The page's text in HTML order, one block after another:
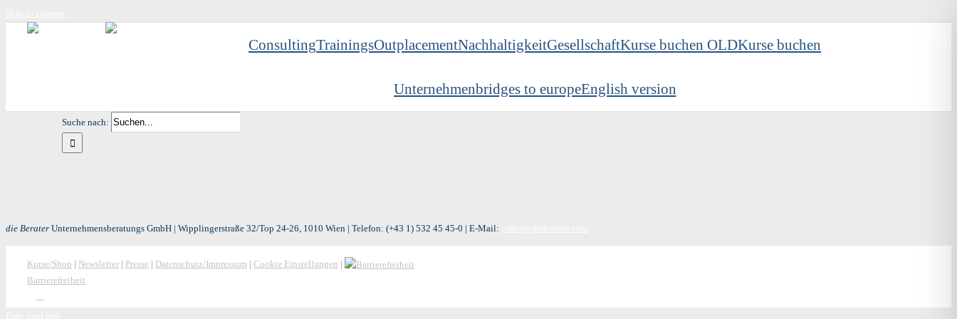
ConsultingTrainingsOutplacementNachhaltigkeitGesellschaftKurse buchen OLDKurse buchen
Unternehmenbridges to europeEnglish version
Suche nach:
die Berater Unternehmensberatungs GmbH | Wipplingerstraße 32/Top 24-26, 1010 Wien | Telefon: (+43 1) 532 45 45-0 | E-Mail:
Kurse/Shop | Newsletter | Presse | Datenschutz/Impressum | Cookie Einstellungen |
Barrierefreiheit